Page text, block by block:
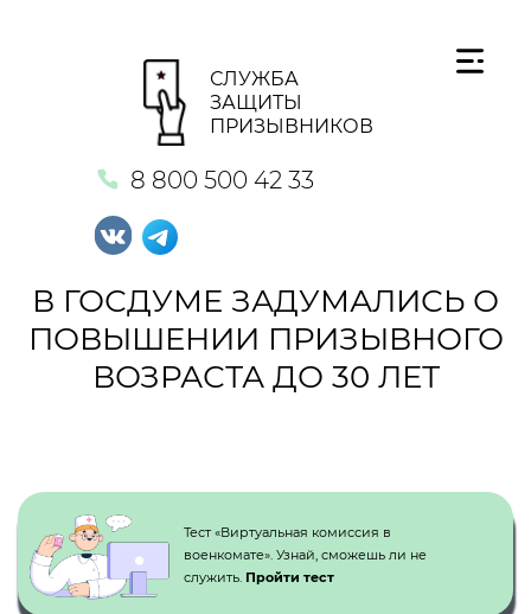
СЛУЖБА
ЗАЩИТЫ
ПРИЗЫВНИКОВ
8 800 500 42 33
В ГОСДУМЕ ЗАДУМАЛИСЬ О
ПОВЫШЕНИИ ПРИЗЫВНОГО
ВОЗРАСТА ДО 30 ЛЕТ
Тест «Виртуальная комиссия в
военкомате». Узнай, сможешь ли не
служить. Пройти тест